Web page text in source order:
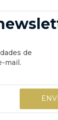
de
mail.